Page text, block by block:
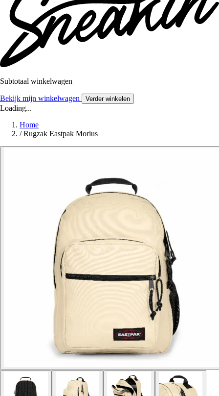
Subtotaal winkelwagen
Bekijk mijn winkelwagen Verder winkelen
Loading...
Home
/ Rugzak Eastpak Morius